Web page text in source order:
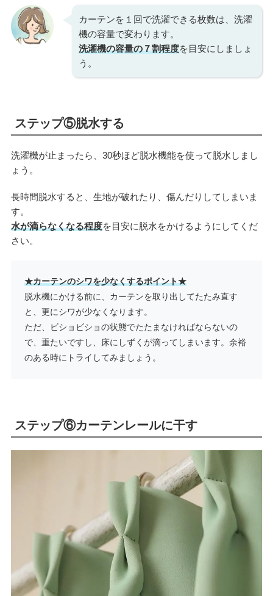
カーテンを１回で洗濯できる枚数は、洗濯
機の容量で変わります。
洗濯機の容量の７割程度を目安にしましょ
う。
ステップ⑤脱水する
洗濯機が止まったら、30秒ほど脱水機能を使って脱水しまし
ょう。
長時間脱水すると、生地が破れたり、傷んだりしてしまいま
す。
水が滴らなくなる程度を目安に脱水をかけるようにしてくだ
さい。
★カーテンのシワを少なくするポイント★
脱水機にかける前に、カーテンを取り出してたたみ直す
と、更にシワが少なくなります。
ただ、ビショビショの状態でたたまなければならないの
で、重たいですし、床にしずくが滴ってしまいます。余裕
のある時にトライしてみましょう。
ステップ⑥カーテンレールに干す